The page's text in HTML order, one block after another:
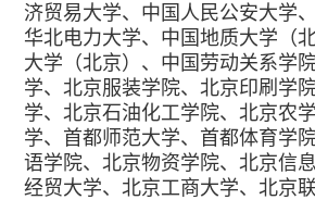
济贸易大学、中国人民公安大学
华北电力大学、中国地质大学（
大学（北京）、中国劳动关系学
学、北京服装学院、北京印刷学
学、北京石油化工学院、北京农
学、首都师范大学、首都体育学
语学院、北京物资学院、北京信
经贸大学、北京工商大学、北京